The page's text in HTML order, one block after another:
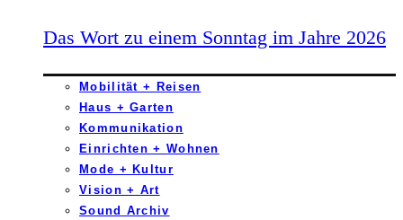
Das Wort zu einem Sonntag im Jahre 2026
Mobilität + Reisen
Haus + Garten
Kommunikation
Einrichten + Wohnen
Mode + Kultur
Vision + Art
Sound Archiv